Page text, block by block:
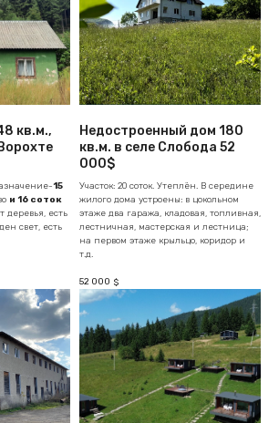
кв.м.,
15
и 16 соток
деревья, есть
свет, есть
Недостроенный дом 180
кв.м. в селе Слобода 52
000$
Участок: 20 соток. Утеплён. В середине
жилого дома устроены: в цокольном
этаже два гаража, кладовая, топливная,
лестничная, мастерская и лестница;
на первом этаже крыльцо, коридор и
т.д.
52 000 $